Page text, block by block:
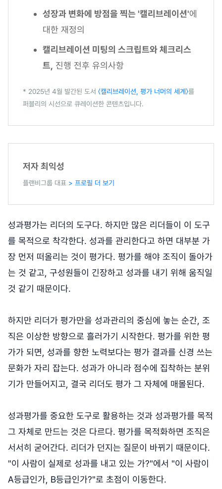
성장과 변화에 방점을 찍는 '캘리브레이션'에
대한 재정의
캘리브레이션 미팅의 스크립트와 체크리스
트, 진행 전후 유의사항
* 2025년 4월 발간된 도서 〈캘리브레이션, 평가 너머의 세계〉를
퍼블리의 시선으로 큐레이션한 콘텐츠입니다.
저자 최익성
플랜비그룹 대표 > 프로필 더 보기
성과평가는 리더의 도구다. 하지만 많은 리더들이 이 도구
를 목적으로 착각한다. 성과를 관리한다고 하면 대부분 가
장 먼저 떠올리는 것이 평가다. 평가를 해야 조직이 돌아가
는 것 같고, 구성원들이 긴장하고 성과를 내기 위해 움직일
것 같기 때문이다.
하지만 리더가 평가만을 성과관리의 중심에 놓는 순간, 조
직은 이상한 방향으로 흘러가기 시작한다. 평가를 위한 평
가가 되면, 성과를 향한 노력보다는 평가 결과를 신경 쓰는
문화가 자리 잡는다. 성과가 아니라 점수에 집착하는 분위
기가 만들어지고, 결국 리더도 평가 그 자체에 매몰된다.
성과평가를 중요한 도구로 활용하는 것과 성과평가를 목적
그 자체로 만드는 것은 다르다. 평가를 목적화하면 조직은
서서히 굳어간다. 리더가 던지는 질문이 바뀌기 때문이다.
"이 사람이 실제로 성과를 내고 있는 가?"에서 "이 사람이
A등급인가, B등급인가?"로 초점이 이동한다.